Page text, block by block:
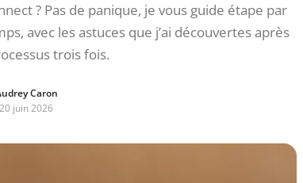
? Pas de panique, je vous guide étape par
avec les astuces que j’ai découvertes après
trois fois.
Caron
20 juin 2026